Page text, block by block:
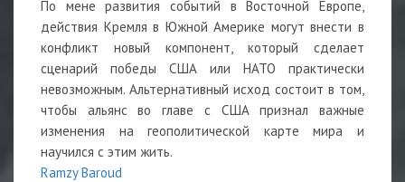
По мене развития событий в Восточной Европе,
действия Кремля в Южной Америке могут внести в
конфликт новый компонент, который сделает
сценарий победы США или НАТО практически
невозможным. Альтернативный исход состоит в том,
чтобы альянс во главе с США признал важные
изменения на геополитической карте мира и
научился с этим жить.
Ramzy Baroud